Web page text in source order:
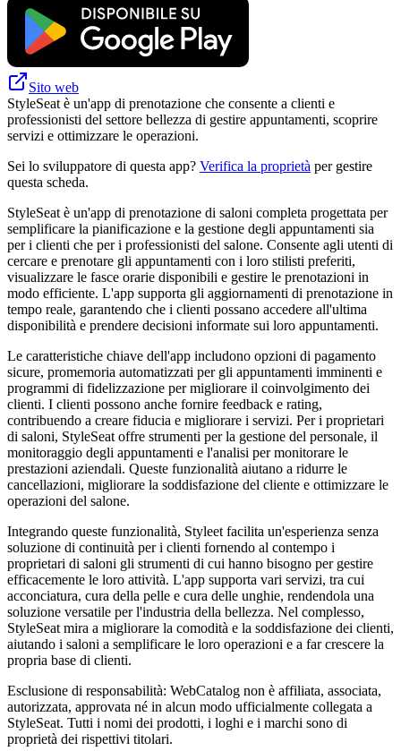
Sito web
StyleSeat è un'app di prenotazione che consente a clienti e
professionisti del settore bellezza di gestire appuntamenti, scoprire
servizi e ottimizzare le operazioni.
Sei lo sviluppatore di questa app? Verifica la proprietà per gestire
questa scheda.
StyleSeat è un'app di prenotazione di saloni completa progettata per
semplificare la pianificazione e la gestione degli appuntamenti sia
per i clienti che per i professionisti del salone. Consente agli utenti di
cercare e prenotare gli appuntamenti con i loro stilisti preferiti,
visualizzare le fasce orarie disponibili e gestire le prenotazioni in
modo efficiente. L'app supporta gli aggiornamenti di prenotazione in
tempo reale, garantendo che i clienti possano accedere all'ultima
disponibilità e prendere decisioni informate sui loro appuntamenti.
Le caratteristiche chiave dell'app includono opzioni di pagamento
sicure, promemoria automatizzati per gli appuntamenti imminenti e
programmi di fidelizzazione per migliorare il coinvolgimento dei
clienti. I clienti possono anche fornire feedback e rating,
contribuendo a creare fiducia e migliorare i servizi. Per i proprietari
di saloni, StyleSeat offre strumenti per la gestione del personale, il
monitoraggio degli appuntamenti e l'analisi per monitorare le
prestazioni aziendali. Queste funzionalità aiutano a ridurre le
cancellazioni, migliorare la soddisfazione del cliente e ottimizzare le
operazioni del salone.
Integrando queste funzionalità, Styleet facilita un'esperienza senza
soluzione di continuità per i clienti fornendo al contempo i
proprietari di saloni gli strumenti di cui hanno bisogno per gestire
efficacemente le loro attività. L'app supporta vari servizi, tra cui
acconciatura, cura della pelle e cura delle unghie, rendendola una
soluzione versatile per l'industria della bellezza. Nel complesso,
StyleSeat mira a migliorare la comodità e la soddisfazione dei clienti,
aiutando i saloni a semplificare le loro operazioni e a far crescere la
propria base di clienti.
Esclusione di responsabilità: WebCatalog non è affiliata, associata,
autorizzata, approvata né in alcun modo ufficialmente collegata a
StyleSeat. Tutti i nomi dei prodotti, i loghi e i marchi sono di
proprietà dei rispettivi titolari.